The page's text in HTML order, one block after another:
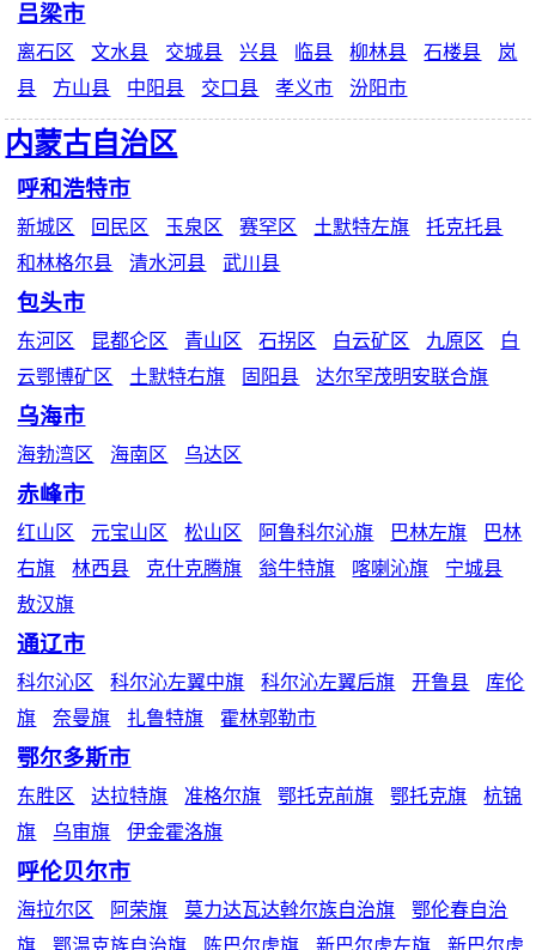
吕梁市
离石区 文水县 交城县 兴县 临县 柳林县 石楼县
岚
县
方山县 中阳县 交口县 孝义市 汾阳市
内蒙古自治区
呼和浩特市
新城区 回民区 玉泉区 赛罕区 土默特左旗
托克托县
和林格尔县
清水河县 武川县
包头市
东河区 昆都仑区 青山区 石拐区 白云矿区 九原区
白
云鄂博矿区
土默特右旗 固阳县 达尔罕茂明安联合旗
乌海市
海勃湾区 海南区 乌达区
赤峰市
红山区 元宝山区 松山区 阿鲁科尔沁旗 巴林左旗
巴林
右旗
林西县 克什克腾旗 翁牛特旗 喀喇沁旗
宁城县
敖汉旗
通辽市
科尔沁区 科尔沁左翼中旗 科尔沁左翼后旗 开鲁县
库伦
旗
奈曼旗 扎鲁特旗 霍林郭勒市
鄂尔多斯市
东胜区 达拉特旗 准格尔旗 鄂托克前旗 鄂托克旗
杭锦
旗
乌审旗 伊金霍洛旗
呼伦贝尔市
海拉尔区 阿荣旗 莫力达瓦达斡尔族自治旗
鄂伦春自治